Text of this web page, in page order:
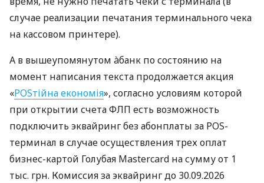
случае реализации печатания терминального чека
на кассовом принтере).
А в вышеупомянутом àбанк по состоянию на
момент написания текста продолжается акция
«POSтійна економія», согласно условиям которой
при открытии счета ФЛП есть возможность
подключить эквайринг без абонплаты за POS-
терминал в случае осуществления трех оплат
бизнес-картой Голубая Mastercard на сумму от 1
тыс. грн. Комиссия за эквайринг до 30.09.2026